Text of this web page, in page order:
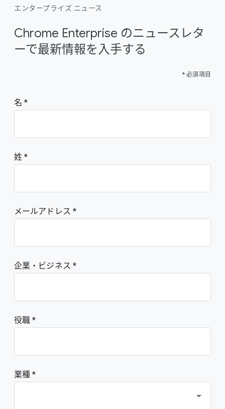
エンタープライズ ニュース
Chrome Enterprise のニュースレタ
ーで最新情報を入手する
* 必須項目
名
姓
メールアドレス
企業・ビジネス
役職
業種 *